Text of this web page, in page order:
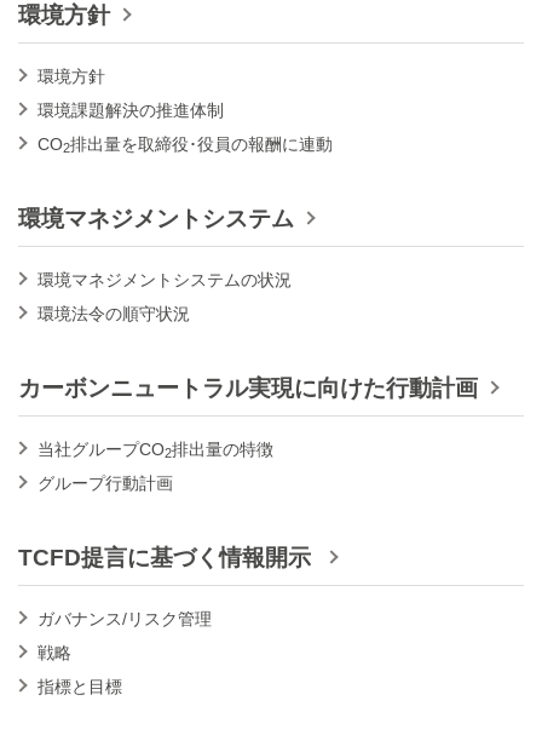
環境方針
環境方針
環境課題解決の推進体制
CO2排出量を取締役･役員の報酬に連動
環境マネジメントシステム
環境マネジメントシステムの状況
環境法令の順守状況
カーボンニュートラル実現に向けた行動計画
当社グループCO2排出量の特徴
グループ行動計画
TCFD提言に基づく情報開示
ガバナンス/リスク管理
戦略
指標と目標